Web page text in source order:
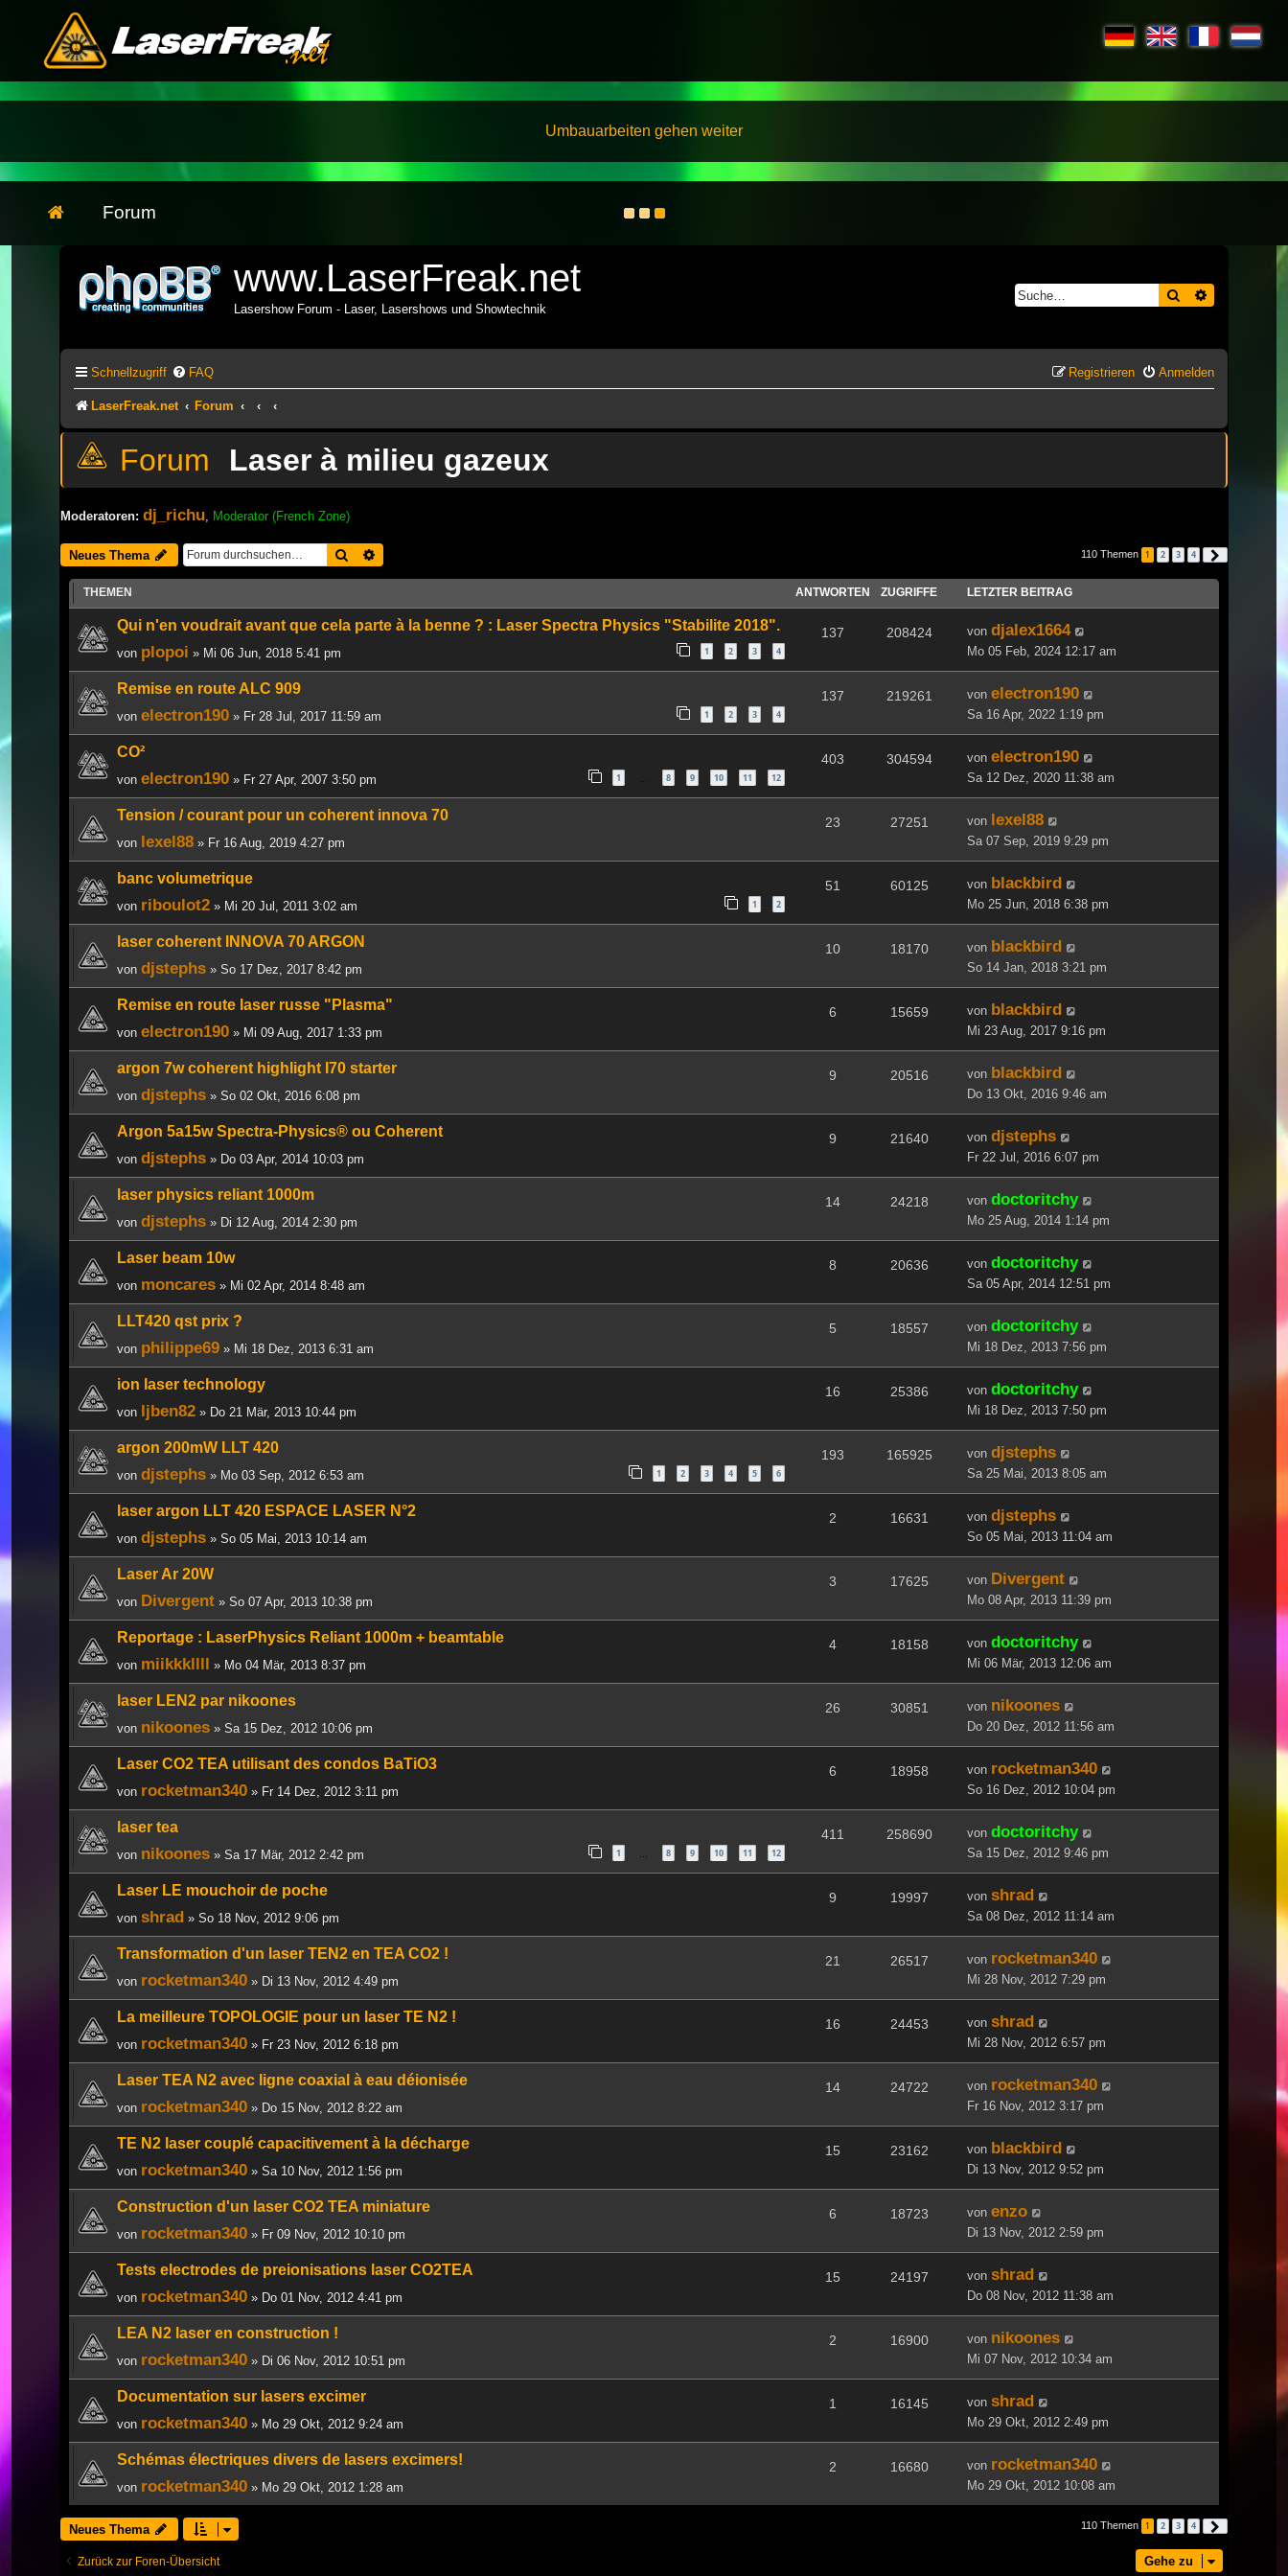
Umbauarbeiten gehen weiter
Forum
www.LaserFreak.net
Lasershow Forum - Laser, Lasershows und Showtechnik
Suche
Schnellzugriff FAQ Anmelden
Registrieren
LaserFreak.net Forum
Laser à milieu gazeux
Moderatoren: dj_richu Moderator (French Zone)
Neues Thema Suche 110 Themen 1 2 3 4
THEMEN ANTWORTEN ZUGRIFFE LETZTER BEITRAG
Qui n'en voudrait avant que cela parte à la benne ? : Laser Spectra Physics "Stabilite 2018".
von plopoi » Mi 06 Jun, 2018 5:41 pm 1 2 3 4
137 208424 von djalex1664
Mo 05 Feb, 2024 12:17 am
Remise en route ALC 909
von electron190 » Fr 28 Jul, 2017 11:59 am 1 2 3 4
137 219261 von electron190
Sa 16 Apr, 2022 1:19 pm
CO²
von electron190 » Fr 27 Apr, 2007 3:50 pm 1 8 9 10 11 12
403 304594 von electron190
Sa 12 Dez, 2020 11:38 am
Tension / courant pour un coherent innova 70
von lexel88 » Fr 16 Aug, 2019 4:27 pm
23 27251 von lexel88
Sa 07 Sep, 2019 9:29 pm
banc volumetrique
von riboulot2 » Mi 20 Jul, 2011 3:02 am 1 2
51 60125 von blackbird
Mo 25 Jun, 2018 6:38 pm
laser coherent INNOVA 70 ARGON
von djstephs » So 17 Dez, 2017 8:42 pm
10 18170 von blackbird
So 14 Jan, 2018 3:21 pm
Remise en route laser russe "Plasma"
von electron190 » Mi 09 Aug, 2017 1:33 pm
6 15659 von blackbird
Mi 23 Aug, 2017 9:16 pm
argon 7w coherent highlight I70 starter
von djstephs » So 02 Okt, 2016 6:08 pm
9 20516 von blackbird
Do 13 Okt, 2016 9:46 am
Argon 5a15w Spectra-Physics® ou Coherent
von djstephs » Do 03 Apr, 2014 10:03 pm
9 21640 von djstephs
Fr 22 Jul, 2016 6:07 pm
laser physics reliant 1000m
von djstephs » Di 12 Aug, 2014 2:30 pm
14 24218 von doctoritchy
Mo 25 Aug, 2014 1:14 pm
Laser beam 10w
von moncares » Mi 02 Apr, 2014 8:48 am
8 20636 von doctoritchy
Sa 05 Apr, 2014 12:51 pm
LLT420 qst prix ?
von philippe69 » Mi 18 Dez, 2013 6:31 am
5 18557 von doctoritchy
Mi 18 Dez, 2013 7:56 pm
ion laser technology
von ljben82 » Do 21 Mär, 2013 10:44 pm
16 25386 von doctoritchy
Mi 18 Dez, 2013 7:50 pm
argon 200mW LLT 420
von djstephs » Mo 03 Sep, 2012 6:53 am 1 2 3 4 5 6
193 165925 von djstephs
Sa 25 Mai, 2013 8:05 am
laser argon LLT 420 ESPACE LASER N°2
von djstephs » So 05 Mai, 2013 10:14 am
2 16631 von djstephs
So 05 Mai, 2013 11:04 am
Laser Ar 20W
von Divergent » So 07 Apr, 2013 10:38 pm
3 17625 von Divergent
Mo 08 Apr, 2013 11:39 pm
Reportage : LaserPhysics Reliant 1000m + beamtable
von miikkkllll » Mo 04 Mär, 2013 8:37 pm
4 18158 von doctoritchy
Mi 06 Mär, 2013 12:06 am
laser LEN2 par nikoones
von nikoones » Sa 15 Dez, 2012 10:06 pm
26 30851 von nikoones
Do 20 Dez, 2012 11:56 am
Laser CO2 TEA utilisant des condos BaTiO3
von rocketman340 » Fr 14 Dez, 2012 3:11 pm
6 18958 von rocketman340
So 16 Dez, 2012 10:04 pm
laser tea
von nikoones » Sa 17 Mär, 2012 2:42 pm 1 8 9 10 11 12
411 258690 von doctoritchy
Sa 15 Dez, 2012 9:46 pm
Laser LE mouchoir de poche
von shrad » So 18 Nov, 2012 9:06 pm
9 19997 von shrad
Sa 08 Dez, 2012 11:14 am
Transformation d'un laser TEN2 en TEA CO2 !
von rocketman340 » Di 13 Nov, 2012 4:49 pm
21 26517 von rocketman340
Mi 28 Nov, 2012 7:29 pm
La meilleure TOPOLOGIE pour un laser TE N2 !
von rocketman340 » Fr 23 Nov, 2012 6:18 pm
16 24453 von shrad
Mi 28 Nov, 2012 6:57 pm
Laser TEA N2 avec ligne coaxial à eau déionisée
von rocketman340 » Do 15 Nov, 2012 8:22 am
14 24722 von rocketman340
Fr 16 Nov, 2012 3:17 pm
TE N2 laser couplé capacitivement à la décharge
von rocketman340 » Sa 10 Nov, 2012 1:56 pm
15 23162 von blackbird
Di 13 Nov, 2012 9:52 pm
Construction d'un laser CO2 TEA miniature
von rocketman340 » Fr 09 Nov, 2012 10:10 pm
6 18723 von enzo
Di 13 Nov, 2012 2:59 pm
Tests electrodes de preionisations laser CO2TEA
von rocketman340 » Do 01 Nov, 2012 4:41 pm
15 24197 von shrad
Do 08 Nov, 2012 11:38 am
LEA N2 laser en construction !
von rocketman340 » Di 06 Nov, 2012 10:51 pm
2 16900 von nikoones
Mi 07 Nov, 2012 10:34 am
Documentation sur lasers excimer
von rocketman340 » Mo 29 Okt, 2012 9:24 am
1 16145 von shrad
Mo 29 Okt, 2012 2:49 pm
Schémas électriques divers de lasers excimers!
von rocketman340 » Mo 29 Okt, 2012 1:28 am
2 16680 von rocketman340
Mo 29 Okt, 2012 10:08 am
Neues Thema 110 Themen 1 2 3 4
Zurück zur Foren-Übersicht Gehe zu